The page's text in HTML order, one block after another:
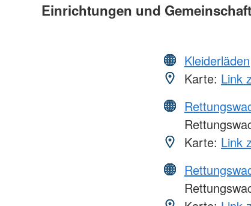
Einrichtungen und
Kleiderläden
Karte: Link
Karte: Link